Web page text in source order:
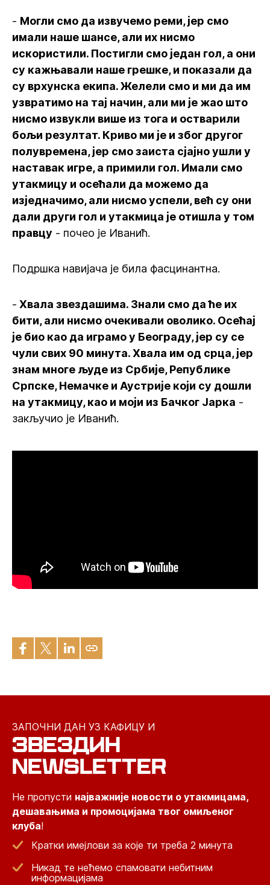
- Могли смо да извучемо реми, јер смо
имали наше шансе, али их нисмо
искористили. Постигли смо један гол, а они
су кажњавали наше грешке, и показали да
су врхунска екипа. Желели смо и ми да им
узвратимо на тај начин, али ми је жао што
нисмо извукли више из тога и остварили
бољи резултат. Криво ми је и због другог
полувремена, јер смо заиста сјајно ушли у
наставак игре, а примили гол. Имали смо
утакмицу и осећали да можемо да
изједначимо, али нисмо успели, већ су они
дали други гол и утакмица је отишла у том
правцу - почео је Иванић.
Подршка навијача је била фасцинантна.
- Хвала звездашима. Знали смо да ће их
бити, али нисмо очекивали оволико. Осећај
је био као да играмо у Београду, јер су се
чули свих 90 минута. Хвала им од срца, јер
знам многе људе из Србије, Републике
Српске, Немачке и Аустрије који су дошли
на утакмицу, као и моји из Бачког Јарка -
закључио је Иванић.
ЗАПОЧНИ ДАН УЗ КАФИЦУ И
ЗВЕЗДИН
NEWSLETTER
Не пропусти најважније новости о утакмицама,
дешавањима и промоцијама твог омиљеног
клуба!
Кратки имејлови за које ти треба 2 минута
Никад те нећемо спамовати небитним
информацијама